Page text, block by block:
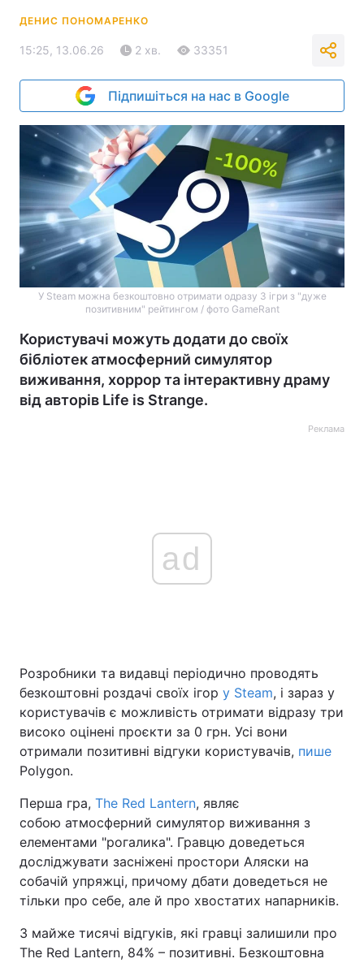
ДЕНИС ПОНОМАРЕНКО
15:25, 13.06.26 2 хв. 33351
Підпишіться на нас в Google
У Steam можна безкоштовно отримати одразу 3 ігри з "дуже
позитивним" рейтингом / фото GameRant
Користувачі можуть додати до своїх
бібліотек атмосферний симулятор
виживання, хоррор та інтерактивну драму
від авторів Life is Strange.
Реклама
ad
Розробники та видавці періодично проводять
безкоштовні роздачі своїх ігор у Steam, і зараз у
користувачів є можливість отримати відразу три
високо оцінені проєкти за 0 грн. Усі вони
отримали позитивні відгуки користувачів, пише
Polygon.
Перша гра, The Red Lantern, являє
собою атмосферний симулятор виживання з
елементами "рогалика". Гравцю доведеться
досліджувати засніжені простори Аляски на
собачій упряжці, причому дбати доведеться не
тільки про себе, але й про хвостатих напарників.
З майже тисячі відгуків, які гравці залишили про
The Red Lantern, 84% – позитивні. Безкоштовна